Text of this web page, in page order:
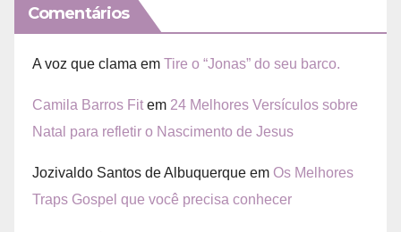
Comentários
A voz que clama em Tire o “Jonas” do seu barco.
Camila Barros Fit em 24 Melhores Versículos sobre
Natal para refletir o Nascimento de Jesus
Jozivaldo Santos de Albuquerque em Os Melhores
Traps Gospel que você precisa conhecer